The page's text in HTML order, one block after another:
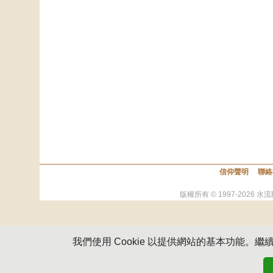
信仰聲明 聯
版權所有 © 1997-2026 水流
我們使用 Cookie 以提供網站的基本功能。繼